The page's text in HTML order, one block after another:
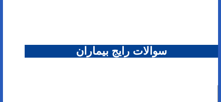
سوالات رایج بیماران